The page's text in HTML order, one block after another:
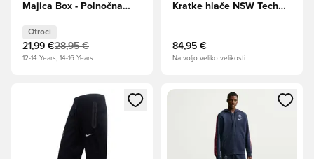
Majica Box - Polnočna
Otroci
21,99 €28,95 €
12-14 Years, 14-16 Years
Kratke hlače NSW Tech
84,95 €
Na voljo veliko velikosti
Odpre Modal za prijavo ali vpis kot članOdpre Modal za prijavo ali